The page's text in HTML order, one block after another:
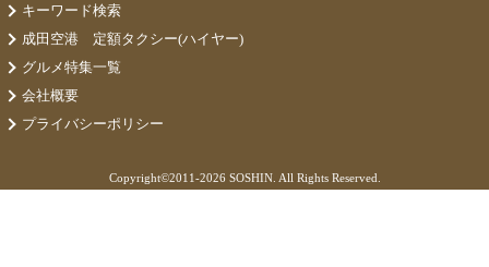
キーワード検索
成田空港 定額タクシー(ハイヤー)
グルメ特集一覧
会社概要
プライバシーポリシー
Copyright©2011-2026 SOSHIN. All Rights Reserved.